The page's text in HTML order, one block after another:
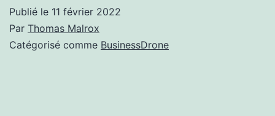
Publié le 11 février 2022
Par Thomas Malrox
Catégorisé comme BusinessDrone